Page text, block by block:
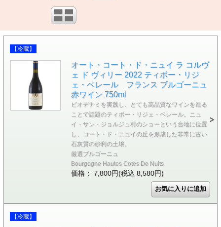
【冷蔵】
オート・コート・ド・ニュイ ラ コルヴ
ェ ド ヴィリー 2022 ティボー・リジ
ェ・ベレール フランス ブルゴーニュ
赤ワイン 750ml
ビオデナミを実践し、とても高品質なワインを造る
ことで話題のティボー・リジェ・ベレール。ニュ
イ・サン・ジョルジュ村のショーという台地に位置
し、コート・ド・ニュイの丘を形成した非常に古い
石灰質の砂利の土壌。
厳選ブルゴーニュ
Bourgogne Hautes Cotes De Nuits
価格： 7,800円(税込 8,580円)
【冷蔵】